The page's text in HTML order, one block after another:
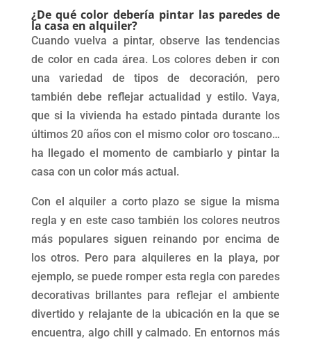
¿De qué color debería pintar las paredes de
la casa en alquiler?
Cuando vuelva a pintar, observe las tendencias
de color en cada área. Los colores deben ir con
una variedad de tipos de decoración, pero
también debe reflejar actualidad y estilo. Vaya,
que si la vivienda ha estado pintada durante los
últimos 20 años con el mismo color oro toscano…
ha llegado el momento de cambiarlo y pintar la
casa con un color más actual.
Con el alquiler a corto plazo se sigue la misma
regla y en este caso también los colores neutros
más populares siguen reinando por encima de
los otros. Pero para alquileres en la playa, por
ejemplo, se puede romper esta regla con paredes
decorativas brillantes para reflejar el ambiente
divertido y relajante de la ubicación en la que se
encuentra, algo chill y calmado. En entornos más